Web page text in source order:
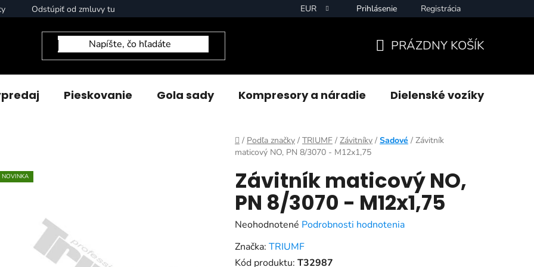
Odstúpiť od zmluvy tu EUR Prihlásenie Registrácia
KOŠÍK
PRÁZDNY KOŠÍK
Pieskovanie Gola sady Kompresory a náradie Dielenské vozíky
Domov
/ Podľa značky / TRIUMF / Závitníky / Sadové / Závitník
maticový NO, PN 8/3070 - M12x1,75
Závitník maticový NO,
PN 8/3070 - M12x1,75
Priemerné
hodnotenie
produktu
Neohodnotené Podrobnosti hodnotenia
Značka: TRIUMF
Kód produktu: T32987
NOVINKA